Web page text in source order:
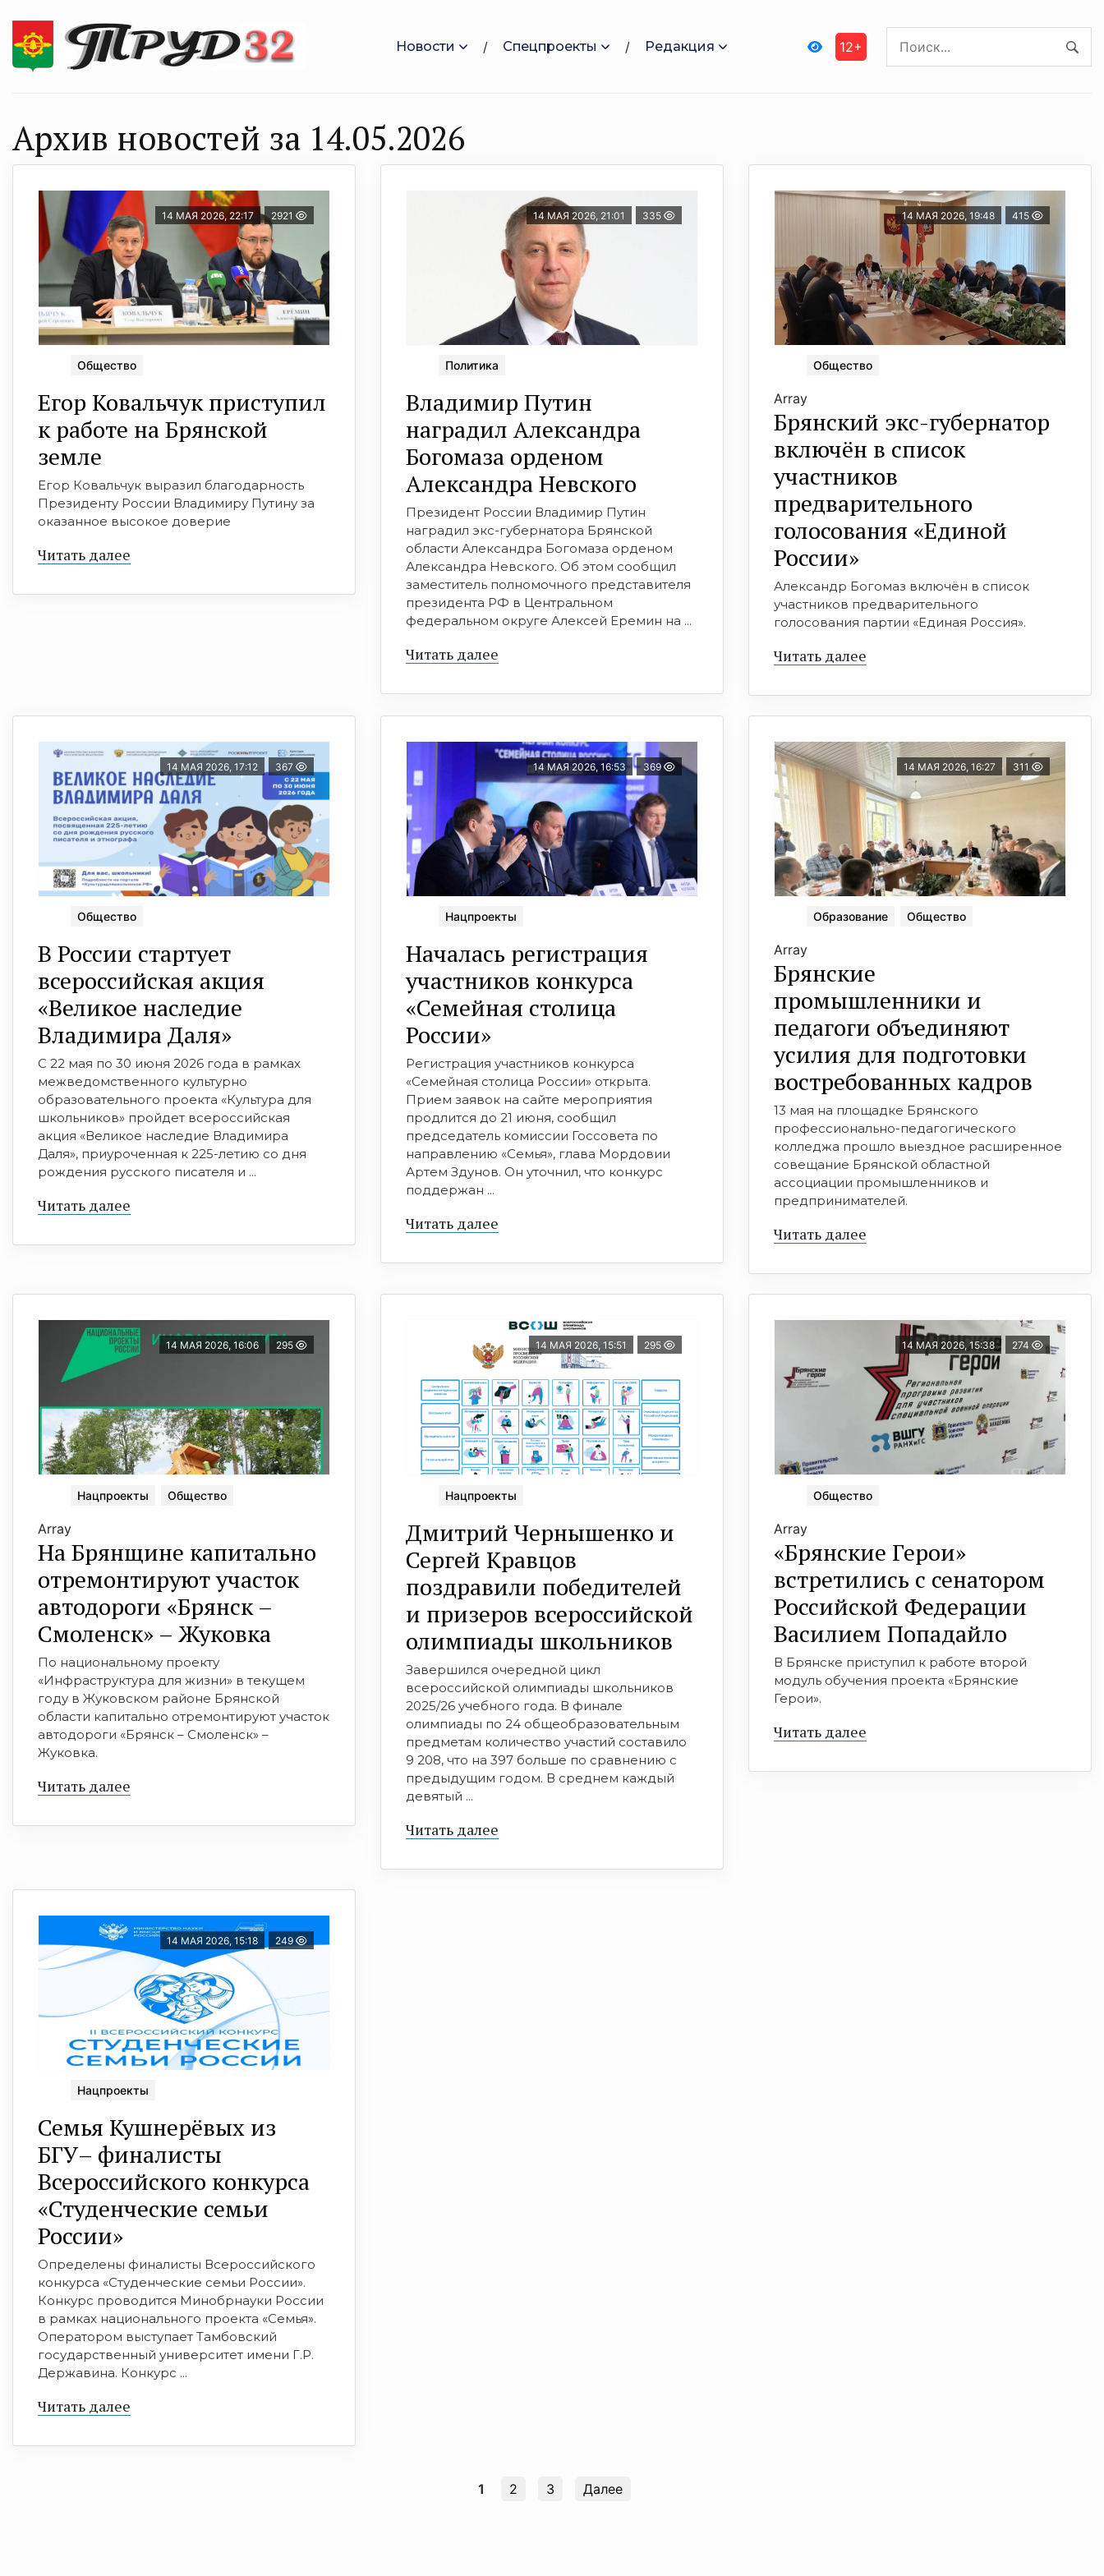
Новости Спецпроекты Редакция 12+
Архив новостей за 14.05.2026
14 МАЯ 2026, 22:17 2921
Общество
Егор Ковальчук приступил
к работе на Брянской
земле
Егор Ковальчук выразил благодарность
Президенту России Владимиру Путину за
оказанное высокое доверие
Читать далее
14 МАЯ 2026, 21:01 335
Политика
Владимир Путин
наградил Александра
Богомаза орденом
Александра Невского
Президент России Владимир Путин
наградил экс-губернатора Брянской
области Александра Богомаза орденом
Александра Невского. Об этом сообщил
заместитель полномочного представителя
президента РФ в Центральном
федеральном округе Алексей Еремин на ...
Читать далее
14 МАЯ 2026, 19:48 415
Общество
Array
Брянский экс-губернатор
включён в список
участников
предварительного
голосования «Единой
России»
Александр Богомаз включён в список
участников предварительного
голосования партии «Единая Россия».
Читать далее
14 МАЯ 2026, 17:12 367
Общество
В России стартует
всероссийская акция
«Великое наследие
Владимира Даля»
С 22 мая по 30 июня 2026 года в рамках
межведомственного культурно
образовательного проекта «Культура для
школьников» пройдет всероссийская
акция «Великое наследие Владимира
Даля», приуроченная к 225-летию со дня
рождения русского писателя и ...
Читать далее
14 МАЯ 2026, 16:53 369
Нацпроекты
Началась регистрация
участников конкурса
«Семейная столица
России»
Регистрация участников конкурса
«Семейная столица России» открыта.
Прием заявок на сайте мероприятия
продлится до 21 июня, сообщил
председатель комиссии Госсовета по
направлению «Семья», глава Мордовии
Артем Здунов. Он уточнил, что конкурс
поддержан ...
Читать далее
14 МАЯ 2026, 16:27 311
Образование Общество
Array
Брянские
промышленники и
педагоги объединяют
усилия для подготовки
востребованных кадров
13 мая на площадке Брянского
профессионально-педагогического
колледжа прошло выездное расширенное
совещание Брянской областной
ассоциации промышленников и
предпринимателей.
Читать далее
14 МАЯ 2026, 16:06 295
Нацпроекты Общество
Array
На Брянщине капитально
отремонтируют участок
автодороги «Брянск –
Смоленск» – Жуковка
По национальному проекту
«Инфраструктура для жизни» в текущем
году в Жуковском районе Брянской
области капитально отремонтируют участок
автодороги «Брянск – Смоленск» –
Жуковка.
Читать далее
14 МАЯ 2026, 15:51 295
Нацпроекты
Дмитрий Чернышенко и
Сергей Кравцов
поздравили победителей
и призеров всероссийской
олимпиады школьников
Завершился очередной цикл
всероссийской олимпиады школьников
2025/26 учебного года. В финале
олимпиады по 24 общеобразовательным
предметам количество участий составило
9 208, что на 397 больше по сравнению с
предыдущим годом. В среднем каждый
девятый ...
Читать далее
14 МАЯ 2026, 15:38 274
Общество
Array
«Брянские Герои»
встретились с сенатором
Российской Федерации
Василием Попадайло
В Брянске приступил к работе второй
модуль обучения проекта «Брянские
Герои».
Читать далее
14 МАЯ 2026, 15:18 249
Нацпроекты
Семья Кушнерёвых из
БГУ– финалисты
Всероссийского конкурса
«Студенческие семьи
России»
Определены финалисты Всероссийского
конкурса «Студенческие семьи России».
Конкурс проводится Минобрнауки России
в рамках национального проекта «Семья».
Оператором выступает Тамбовский
государственный университет имени Г.Р.
Державина. Конкурс ...
Читать далее
1 2 3 Далее